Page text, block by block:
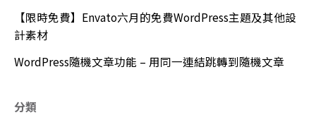
【限時免費】Envato六月的免費WordPress主題及其他設
計素材
WordPress隨機文章功能 – 用同一連結跳轉到隨機文章
分類